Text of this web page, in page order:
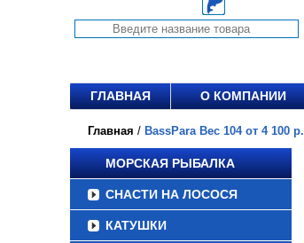
ГЛАВНАЯ О КОМПАНИИ
Главная / BassPara Вес 104 от 4 100 р.
МОРСКАЯ РЫБАЛКА
СНАСТИ НА ЛОСОСЯ
КАТУШКИ